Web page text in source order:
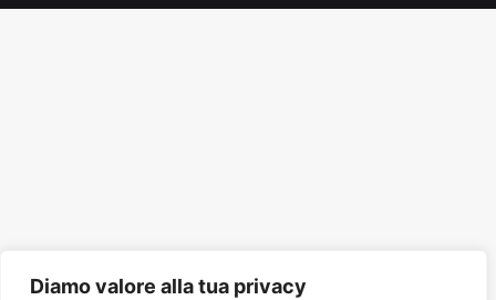
Diamo valore alla tua privacy
Tube